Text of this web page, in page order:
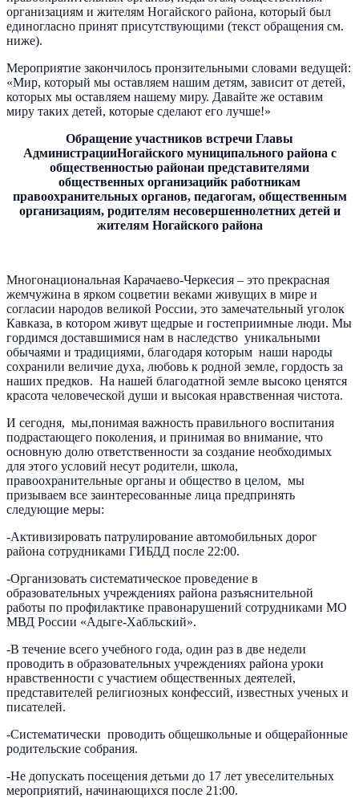
организациям и жителям Ногайского района, который был
единогласно принят присутствующими (текст обращения см.
ниже).
Мероприятие закончилось пронзительными словами ведущей:
«Мир, который мы оставляем нашим детям, зависит от детей,
которых мы оставляем нашему миру. Давайте же оставим
миру таких детей, которые сделают его лучше!»
Обращение участников встречи Главы
АдминистрацииНогайского муниципального района с
общественностью районаи представителями
общественных организацийк работникам
правоохранительных органов, педагогам, общественным
организациям, родителям несовершеннолетних детей и
жителям Ногайского района
Многонациональная Карачаево-Черкесия – это прекрасная
жемчужина в ярком соцветии веками живущих в мире и
согласии народов великой России, это замечательный уголок
Кавказа, в котором живут щедрые и гостеприимные люди. Мы
гордимся доставшимися нам в наследство уникальными
обычаями и традициями, благодаря которым наши народы
сохранили величие духа, любовь к родной земле, гордость за
наших предков. На нашей благодатной земле высоко ценятся
красота человеческой души и высокая нравственная чистота.
И сегодня, мы,понимая важность правильного воспитания
подрастающего поколения, и принимая во внимание, что
основную долю ответственности за создание необходимых
для этого условий несут родители, школа,
правоохранительные органы и общество в целом, мы
призываем все заинтересованные лица предпринять
следующие меры:
-Активизировать патрулирование автомобильных дорог
района сотрудниками ГИБДД после 22:00.
-Организовать систематическое проведение в
образовательных учреждениях района разъяснительной
работы по профилактике правонарушений сотрудниками МО
МВД России «Адыге-Хабльский».
-В течение всего учебного года, один раз в две недели
проводить в образовательных учреждениях района уроки
нравственности с участием общественных деятелей,
представителей религиозных конфессий, известных ученых и
писателей.
-Систематически проводить общешкольные и общерайонные
родительские собрания.
-Не допускать посещения детьми до 17 лет увеселительных
мероприятий, начинающихся после 21:00.